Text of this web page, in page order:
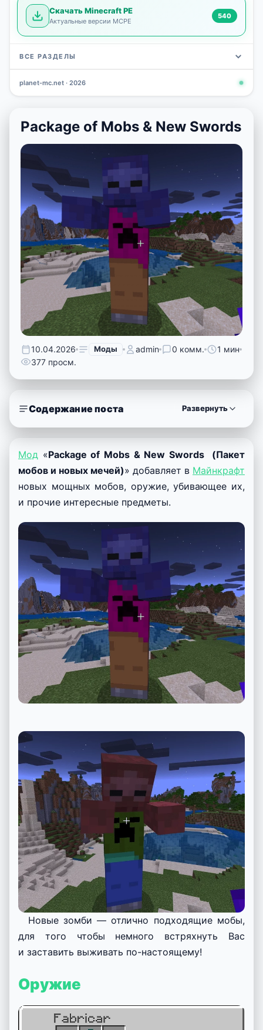
Скачать Minecraft PE
Актуальные версии MCPE
540
ВСЕ РАЗДЕЛЫ
planet-mc.net · 2026
Package of Mobs & New Swords
10.04.2026 Моды admin 0 комм.
1 мин
377 просм.
Содержание поста Развернуть
Мод «Package of Mobs & New Swords (Пакет
мобов и новых мечей)» добавляет в Майнкрафт
новых мощных мобов, оружие, убивающее их,
и прочие интересные предметы.
Новые зомби — отлично подходящие мобы,
для того чтобы немного встряхнуть Вас
и заставить выживать по-настоящему!
Оружие